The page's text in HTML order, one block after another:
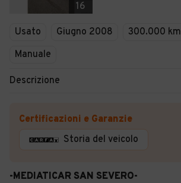
Veicoli Commerciali
16
Usato Giugno 2008 300.000 km
Manuale
Descrizione
Certificazioni e Garanzie
Storia del veicolo
-MEDIATICAR SAN SEVERO-